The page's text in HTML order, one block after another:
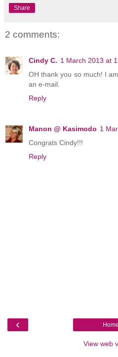
Share
2 comments:
Cindy C. 1 March 2013 at
OH thank you so much! I
an e-mail.
Reply
Manon @ Kasimodo 1
Congrats Cindy!!!
Reply
‹ Home
View web